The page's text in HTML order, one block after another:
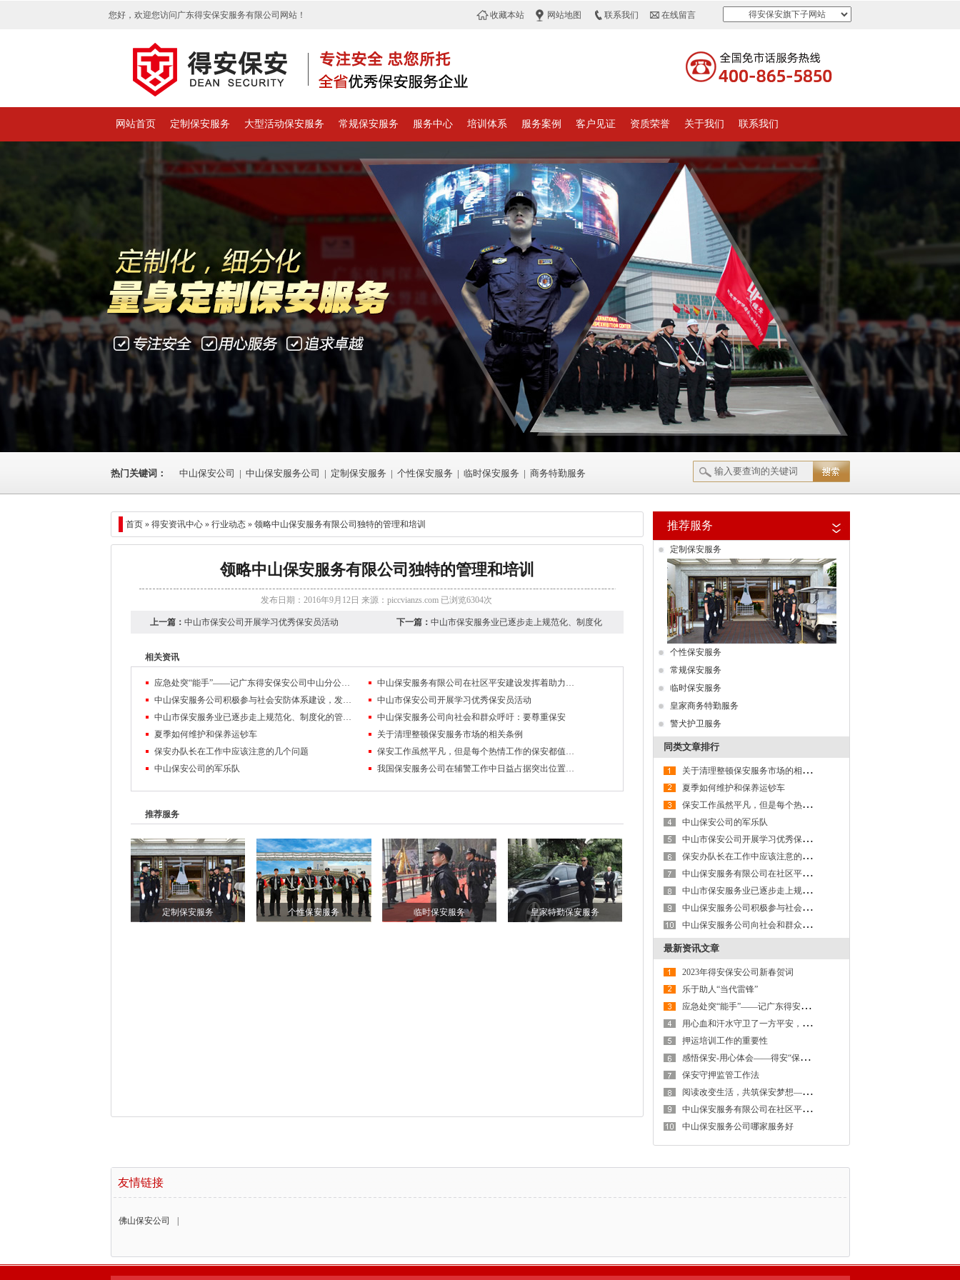
您好，欢迎您访问广东得安保安服务有限公司网站！ 收藏本站 网站地图 联系我们 在线留言 得安保安旗下子网站
网站首页 定制保安服务 大型活动保安服务 常规保安服务 服务中心 培训体系 服务案例 客户见证 资质荣誉 关于我们 联系我们
热门关键词： 中山保安公司 | 中山保安服务公司 | 定制保安服务 | 个性保安服务 | 临时保安服务 | 商务特勤服务
首页 » 得安资讯中心» 行业动态» 领略中山保安服务有限公司独特的管理和培训
领略中山保安服务有限公司独特的管理和培训
发布日期：2016年9月12日 来源：piccvianzs.com 已浏览6304次
上一篇：中山市保安公司开展学习优秀保安员活动 下一篇：中山市保安服务业已逐步走上规范化、制度化
相关资讯
应急处突“能手”——记广东得安保安公司中山分公司驻东区街道辅警队
中山保安服务有限公司在社区平安建设发挥着助力者的重要作用
中山保安服务公司积极参与社会安防体系建设，发挥了重要辅警功能
中山市保安公司开展学习优秀保安员活动
中山市保安服务业已逐步走上规范化、制度化的管理轨道
中山保安服务公司向社会和群众呼吁：要尊重保安
夏季如何维护和保养运钞车
关于清理整顿保安服务市场的相关条例
保安办队长在工作中应该注意的几个问题
保安工作虽然平凡，但是每个热情工作的保安都值得人敬佩！
中山保安公司的军乐队
我国保安服务公司在辅警工作中日益占据突出位置，并越来越发挥出重要作用
推荐服务
定制保安服务 个性保安服务 临时保安服务 皇家特勤保安服务
推荐服务
定制保安服务
个性保安服务
常规保安服务
临时保安服务
皇家商务特勤服务
警犬护卫服务
同类文章排行
关
于清理整顿保安服务市场的相关条例
夏季如何维护和保养运钞车
保
安工作虽然平凡，但是每个热情工作的保安都值得人敬佩！
中山保安公司的军乐队
中
山市保安公司开展学习优秀保安员活动
保
安办队长在工作中应该注意的几个问题
中
山保安服务有限公司在社区平安建设发挥着助力者的重要作用
中
山市保安服务业已逐步走上规范化、制度化的管理轨道
中
山保安服务公司积极参与社会安防体系建设，发挥了重要辅警功能
中
山保安服务公司向社会和群众呼吁：要尊重保安
最新资讯文章
2023年得安保安公司新春贺词
乐于助人“当代雷锋”
应
急处突“能手”——记广东得安保安公司中山分公司驻东区街道辅警队
用
心血和汗水守卫了一方平安，为居民撑起一把“保护伞”——记广东得安保安服务有限公司中山分公司驻东区社区保安班
押运培训工作的重要性
感
悟保安-用心体会——得安“保安生涯最难忘的一件事”有奖征文大赛作品鉴赏
保安守押监管工作法
阅
读改变生活，共筑保安梦想——广东得安保安系统读书月
中
山保安服务有限公司在社区平安建设发挥着助力者的重要作用
中山保安服务公司哪家服务好
友情链接
佛山保安公司